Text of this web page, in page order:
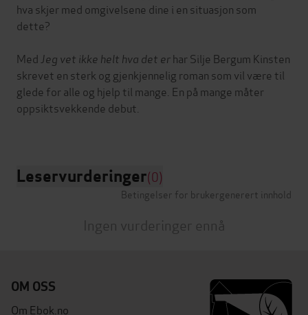
hva skjer med omgivelsene dine i en situasjon som
dette?
Med Jeg vet ikke helt hva det erhar Silje Bergum Kinsten
skrevet en sterk og gjenkjennelig roman som vil være til
glede for alle og hjelp til mange. En på mange måter
oppsiktsvekkende debut.
Leservurderinger(0)
Betingelser for brukergenerert innhold
Ingen vurderinger ennå
OM OSS
Om Ebok.no